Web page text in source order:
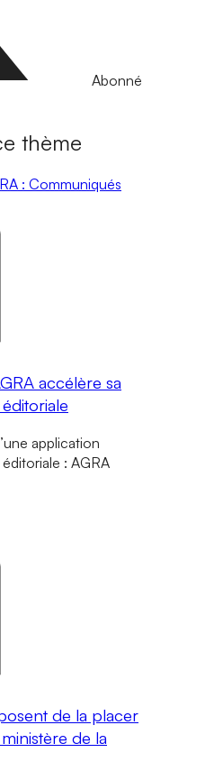
Abonné
thème
: Communiqués
accélère sa
application
: AGRA
de la placer
de la